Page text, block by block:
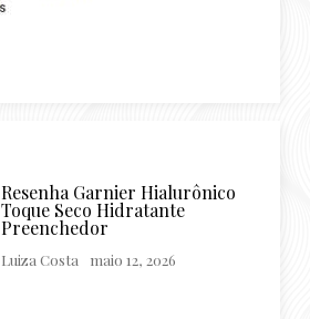
Resenha Garnier Hialurônico
Toque Seco Hidratante
Preenchedor
Luiza Costa maio 12, 2026